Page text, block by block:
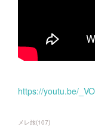
https://youtu.be/
メレ旅(107)